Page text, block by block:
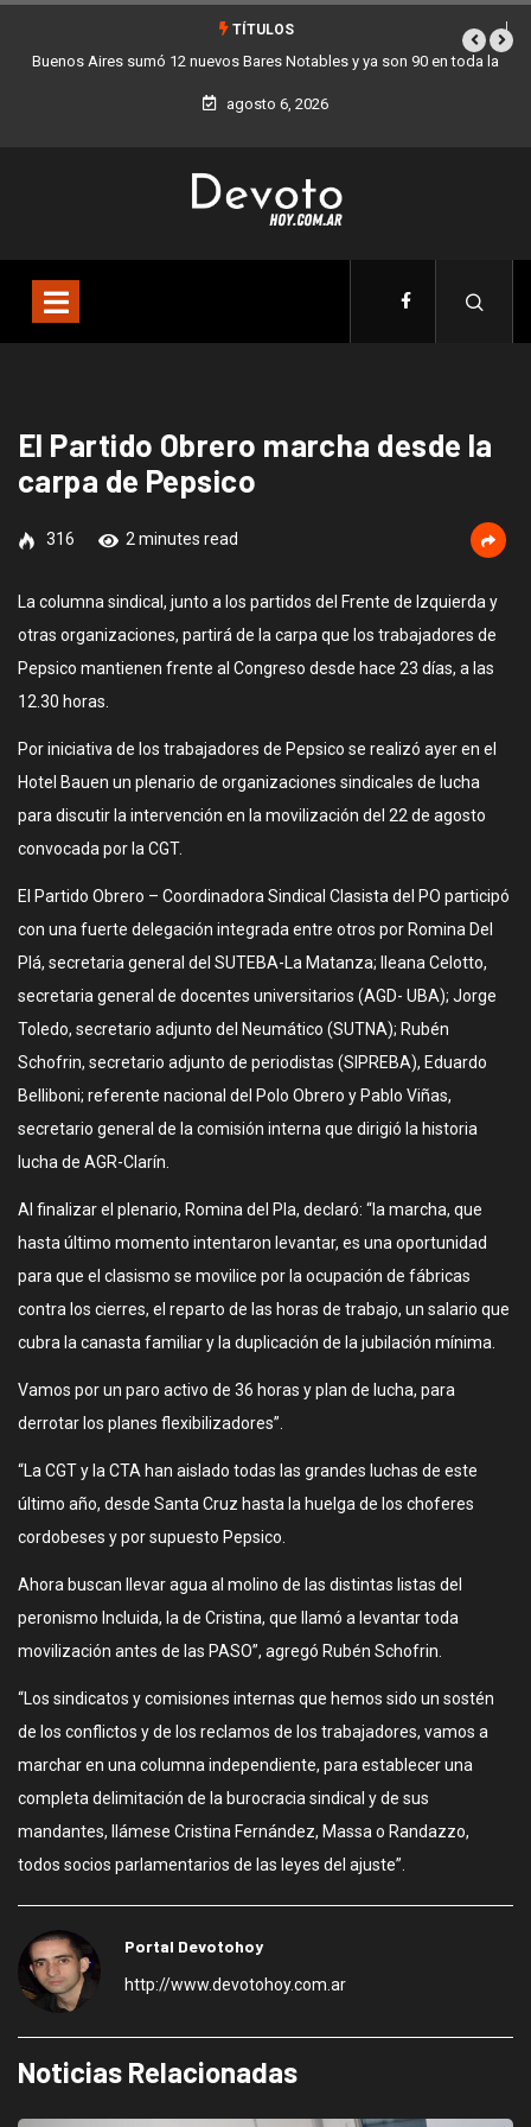
TÍTULOS
Buenos Aires sumó 12 nuevos Bares Notables y ya son 90 en toda la
Ciudad
agosto 6, 2026
El Partido Obrero marcha desde la
carpa de Pepsico
316 2 minutes read
La columna sindical, junto a los partidos del Frente de Izquierda y
otras organizaciones, partirá de la carpa que los trabajadores de
Pepsico mantienen frente al Congreso desde hace 23 días, a las
12.30 horas.
Por iniciativa de los trabajadores de Pepsico se realizó ayer en el
Hotel Bauen un plenario de organizaciones sindicales de lucha
para discutir la intervención en la movilización del 22 de agosto
convocada por la CGT.
El Partido Obrero – Coordinadora Sindical Clasista del PO participó
con una fuerte delegación integrada entre otros por Romina Del
Plá, secretaria general del SUTEBA-La Matanza; Ileana Celotto,
secretaria general de docentes universitarios (AGD- UBA); Jorge
Toledo, secretario adjunto del Neumático (SUTNA); Rubén
Schofrin, secretario adjunto de periodistas (SIPREBA), Eduardo
Belliboni; referente nacional del Polo Obrero y Pablo Viñas,
secretario general de la comisión interna que dirigió la historia
lucha de AGR-Clarín.
Al finalizar el plenario, Romina del Pla, declaró: “la marcha, que
hasta último momento intentaron levantar, es una oportunidad
para que el clasismo se movilice por la ocupación de fábricas
contra los cierres, el reparto de las horas de trabajo, un salario que
cubra la canasta familiar y la duplicación de la jubilación mínima.
Vamos por un paro activo de 36 horas y plan de lucha, para
derrotar los planes flexibilizadores”.
“La CGT y la CTA han aislado todas las grandes luchas de este
último año, desde Santa Cruz hasta la huelga de los choferes
cordobeses y por supuesto Pepsico.
Ahora buscan llevar agua al molino de las distintas listas del
peronismo Incluida, la de Cristina, que llamó a levantar toda
movilización antes de las PASO”, agregó Rubén Schofrin.
“Los sindicatos y comisiones internas que hemos sido un sostén
de los conflictos y de los reclamos de los trabajadores, vamos a
marchar en una columna independiente, para establecer una
completa delimitación de la burocracia sindical y de sus
mandantes, llámese Cristina Fernández, Massa o Randazzo,
todos socios parlamentarios de las leyes del ajuste”.
Portal Devotohoy
http://www.devotohoy.com.ar
Noticias Relacionadas